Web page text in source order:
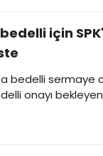
için
bedelli sermaye
onayı